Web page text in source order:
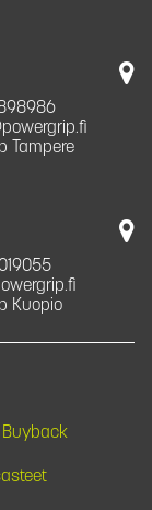
Tampere
Kuopio
Buyback